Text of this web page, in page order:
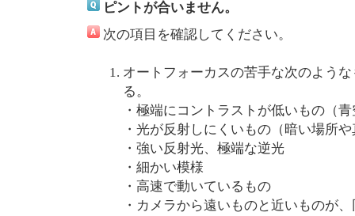
ピントが合いません。
次の項目を確認してください。
オートフォーカスの苦手な次のよう
る。
・極端にコントラストが低いもの（
・光が反射しにくいもの（暗い場所
・強い反射光、極端な逆光
・細かい模様
・高速で動いているもの
・カメラから遠いものと近いものが